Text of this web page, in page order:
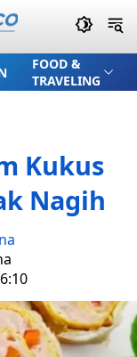
FOOD &
TRAVELING
Kukus
Nagih